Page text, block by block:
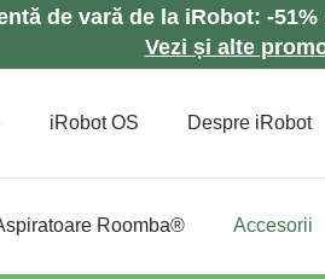
de vară de la iRobot: -
Vezi și alte
iRobot OS Despre iRobot
Roomba® Accesorii